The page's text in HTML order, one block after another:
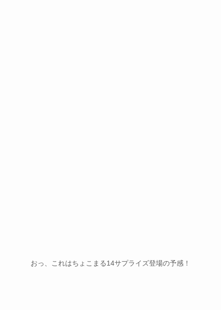
おっ、これはちょこまる14サプライズ登場の予感！